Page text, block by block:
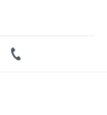
Youtube